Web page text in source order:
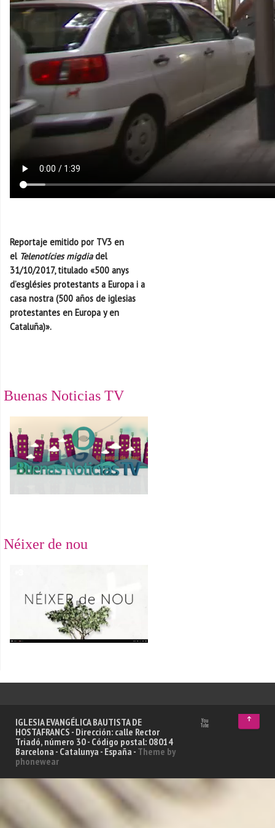
Reportaje emitido por TV3 en
el Telenotícies migdiadel
31/10/2017, titulado «500 anys
d’esglésies protestants a Europa i a
casa nostra (500 años de iglesias
protestantes en Europa y en
Cataluña)».
Buenas Noticias TV
Néixer de nou
IGLESIA EVANGÉLICA BAUTISTA DE
HOSTAFRANCS - Dirección: calle Rector
Triadó, número 30 - Código postal: 08014
Barcelona - Catalunya - España - Theme by
phonewear
↑